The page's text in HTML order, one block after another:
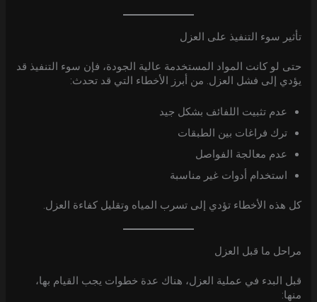
تأثير سوء التنفيذ على العزل
حتى لو كانت المواد المستخدمة عالية الجودة، فإن سوء التنفيذ قد
يؤدي إلى فشل العزل. من أبرز الأخطاء التي قد تحدث:
عدم تثبيت اللفائف بشكل جيد
ترك فراغات بين الطبقات
عدم معالجة الفواصل
استخدام أدوات غير مناسبة
كل هذه الأخطاء تؤدي إلى تسرب المياه وتقليل كفاءة العزل.
مراحل ما قبل العزل
قبل البدء في عملية العزل، هناك عدة خطوات يجب القيام بها،
منها: